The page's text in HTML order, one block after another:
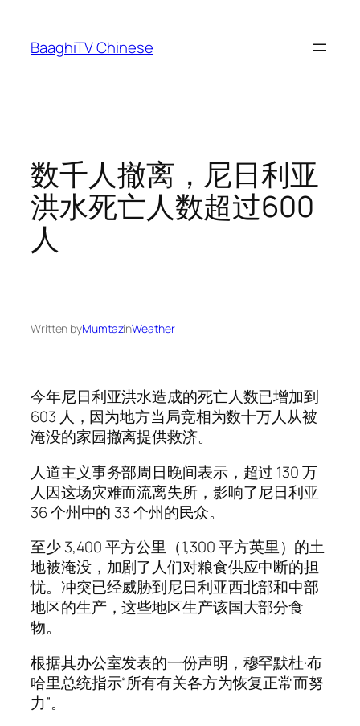
content
BaaghiTV Chinese
数千人撤离，尼日利亚
洪水死亡人数超过600
人
Written byMumtazinWeather
今年尼日利亚洪水造成的死亡人数已增加到
603 人，因为地方当局竞相为数十万人从被
淹没的家园撤离提供救济。
人道主义事务部周日晚间表示，超过 130 万
人因这场灾难而流离失所，影响了尼日利亚
36 个州中的 33 个州的民众。
至少 3,400 平方公里（1,300 平方英里）的土
地被淹没，加剧了人们对粮食供应中断的担
忧。冲突已经威胁到尼日利亚西北部和中部
地区的生产，这些地区生产该国大部分食
物。
根据其办公室发表的一份声明，穆罕默杜·布
哈里总统指示“所有有关各方为恢复正常而努
力”。